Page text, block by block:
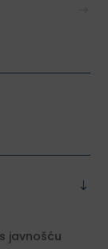
javnošću